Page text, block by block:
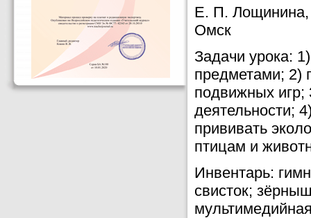
Е. П.
Омск
Задачи урока:
предметами; 2)
подвижных игр;
деятельности;
прививать
птицам и
Инвентарь:
свисток;